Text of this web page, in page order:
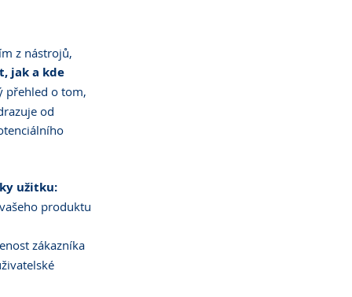
z nástrojů,
jak a kde
přehled o tom,
od
užitku:
produktu
zákazníka